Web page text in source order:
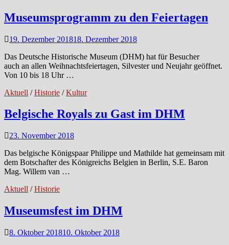
Museumsprogramm zu den Feiertagen
19. Dezember 201818. Dezember 2018
Das Deutsche Historische Museum (DHM) hat für Besucher
auch an allen Weihnachtsfeiertagen, Silvester und Neujahr geöffnet.
Von 10 bis 18 Uhr …
Aktuell /Historie /Kultur
Belgische Royals zu Gast im DHM
23. November 2018
Das belgische Königspaar Philippe und Mathilde hat gemeinsam mit
dem Botschafter des Königreichs Belgien in Berlin, S.E. Baron
Mag. Willem van …
Aktuell /Historie
Museumsfest im DHM
8. Oktober 201810. Oktober 2018